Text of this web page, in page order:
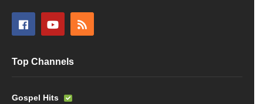
Top Channels
Gospel Hits